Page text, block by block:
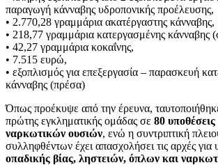
παραγωγή κάνναβης υδροπονικής προέλευσης,
• 2.770,28 γραμμάρια ακατέργαστης κάνναβης,
• 218,77 γραμμάρια κατεργασμένης κάνναβης
• 42,27 γραμμάρια κοκαΐνης,
• 7.515 ευρώ,
• εξοπλισμός για επεξεργασία – παρασκευή
κάνναβης (πρέσα)
Όπως προέκυψε από την έρευνα,
πρώτης εγκληματικής ομάδας σε 80
ναρκωτικών ουσιών, ενώ η συντριπτική
συλληφθέντων έχει απασχολήσει τις αρχές για
οπαδικής βίας, ληστειών, όπλων και